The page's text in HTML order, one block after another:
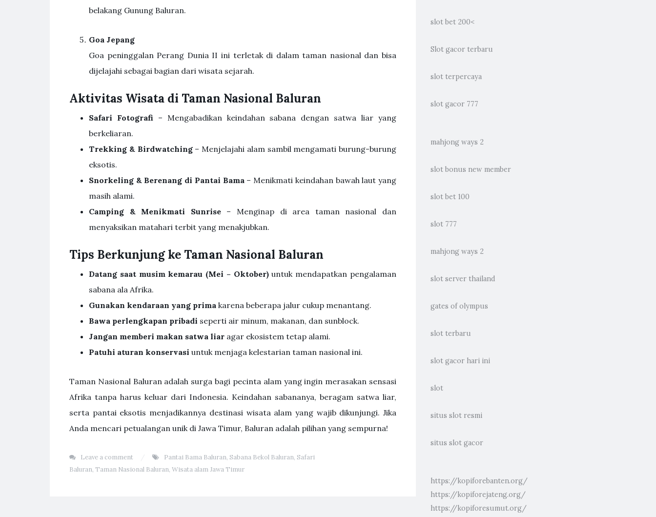
belakang Gunung Baluran.
Goa Jepang
Goa peninggalan Perang Dunia II ini terletak di dalam taman nasional dan bisa
dijelajahi sebagai bagian dari wisata sejarah.
Aktivitas Wisata di Taman Nasional Baluran
Safari Fotografi – Mengabadikan keindahan sabana dengan satwa liar yang
berkeliaran.
Trekking & Birdwatching– Menjelajahi alam sambil mengamati burung-burung
eksotis.
Snorkeling & Berenang di Pantai Bama – Menikmati keindahan bawah laut yang
masih alami.
Camping & Menikmati Sunrise– Menginap di area taman nasional dan
menyaksikan matahari terbit yang menakjubkan.
Tips Berkunjung ke Taman Nasional Baluran
Datang saat musim kemarau (Mei – Oktober)untuk mendapatkan pengalaman
sabana ala Afrika.
Gunakan kendaraan yang prima karena beberapa jalur cukup menantang.
Bawa perlengkapan pribadi seperti air minum, makanan, dan sunblock.
Jangan memberi makan satwa liar agar ekosistem tetap alami.
Patuhi aturan konservasi untuk menjaga kelestarian taman nasional ini.
Taman Nasional Baluran adalah surga bagi pecinta alam yang ingin merasakan sensasi
Afrika tanpa harus keluar dari Indonesia. Keindahan sabananya, beragam satwa liar,
serta pantai eksotis menjadikannya destinasi wisata alam yang wajib dikunjungi. Jika
Anda mencari petualangan unik di Jawa Timur, Baluran adalah pilihan yang sempurna!
Leave a comment Pantai Bama Baluran, Sabana Bekol Baluran, Safari
Baluran, Taman Nasional Baluran, Wisata alam Jawa Timur
slot bet 200<
Slot gacor terbaru
slot terpercaya
slot gacor 777
mahjong ways 2
slot bonus new member
slot bet 100
slot 777
mahjong ways 2
slot server thailand
gates of olympus
slot terbaru
slot gacor hari ini
slot
situs slot resmi
situs slot gacor
https://kopiforebanten.org/
https://kopiforejateng.org/
https://kopiforesumut.org/